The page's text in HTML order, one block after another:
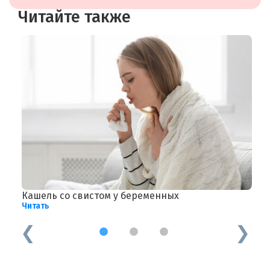
Читайте также
Кашель со свистом у беременных
Читать
1 2 3